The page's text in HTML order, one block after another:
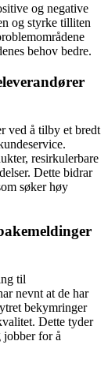
og negative
og styrke tilliten
behov bedre.
ved å tilby et bredt
resirkulerbare
Dette bidrar
søker høy
til
nevnt at de har
bekymringer
Dette tyder
jobber for å